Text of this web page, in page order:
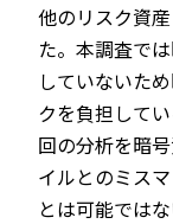
他のリスク資
た。本調査で
していないた
クを負担して
回の分析を暗
イルとのミス
とは可能ではな